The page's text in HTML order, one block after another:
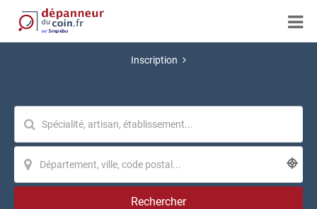
Inscription
Rechercher